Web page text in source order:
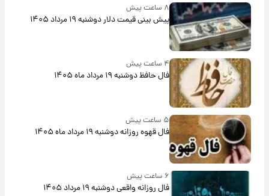
۸ ساعت پیش
پیش‌ بینی قیمت دلار دوشنبه ۱۹ مرداد ۱۴۰۵
۴ ساعت پیش
فال حافظ دوشنبه ۱۹ مرداد ماه ۱۴۰۵
۵ ساعت پیش
فال قهوه روزانه دوشنبه ۱۹ مرداد ماه ۱۴۰۵
فال روزانه واقعی دوشنبه ۱۹ مرداد ۱۴۰۵